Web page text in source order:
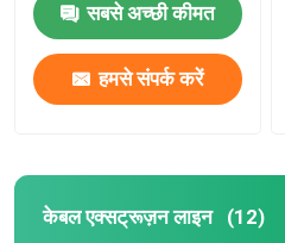
सबसे अच्छी कीमत
हमसे संपर्क करें
केबल एक्सट्रूज़न लाइन (12)